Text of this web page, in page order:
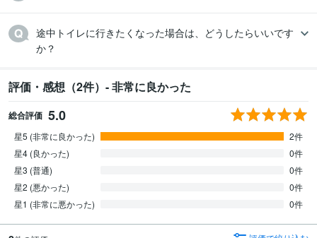
途中トイレに行きたくなった場合は、どうしたらいいです
か？
評価・感想（2件）- 非常に良かった
総合評価 5.0
星5 (非常に良かった)
2件
星4 (良かった)
0件
星3 (普通)
0件
星2 (悪かった)
0件
星1 (非常に悪かった)
0件